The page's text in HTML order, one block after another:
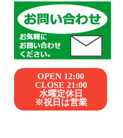
OPEN 12:00
CLOSE 21:00
水曜定休日
※祝日は営業